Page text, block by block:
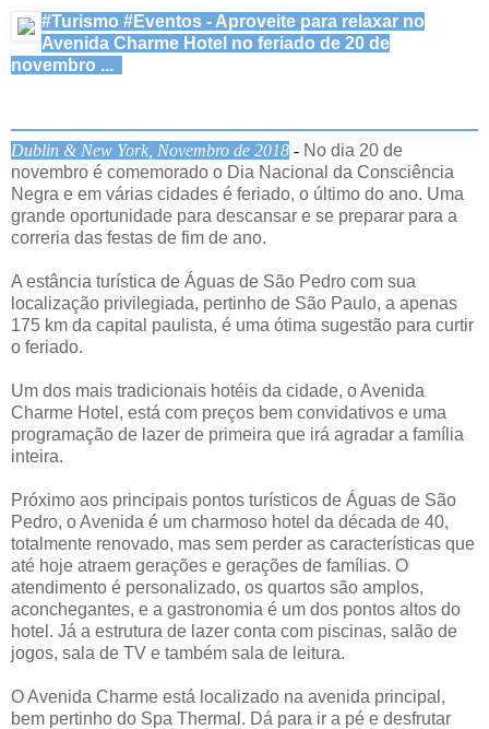
#Turismo #Eventos - Aproveite para relaxar no
Avenida Charme Hotel no feriado de 20 de
novembro ...
Dublin & New York, Novembro de 2018 - No dia 20 de
novembro é comemorado o Dia Nacional da Consciência
Negra e em várias cidades é feriado, o último do ano. Uma
grande oportunidade para descansar e se preparar para a
correria das festas de fim de ano.
A estância turística de Águas de São Pedro com sua
localização privilegiada, pertinho de São Paulo, a apenas
175 km da capital paulista, é uma ótima sugestão para curtir
o feriado.
Um dos mais tradicionais hotéis da cidade, o Avenida
Charme Hotel, está com preços bem convidativos e uma
programação de lazer de primeira que irá agradar a família
inteira.
Próximo aos principais pontos turísticos de Águas de São
Pedro, o Avenida é um charmoso hotel da década de 40,
totalmente renovado, mas sem perder as características que
até hoje atraem gerações e gerações de famílias. O
atendimento é personalizado, os quartos são amplos,
aconchegantes, e a gastronomia é um dos pontos altos do
hotel. Já a estrutura de lazer conta com piscinas, salão de
jogos, sala de TV e também sala de leitura.
O Avenida Charme está localizado na avenida principal,
bem pertinho do Spa Thermal. Dá para ir a pé e desfrutar